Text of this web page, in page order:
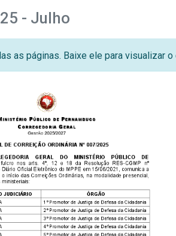
- Julho
as páginas. Baixe ele para visualizar